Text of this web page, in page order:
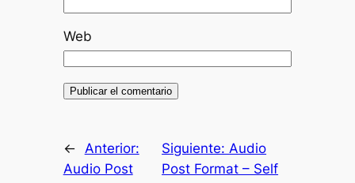
Web
← Anterior:
Audio Post
Siguiente:Audio
Post Format – Self